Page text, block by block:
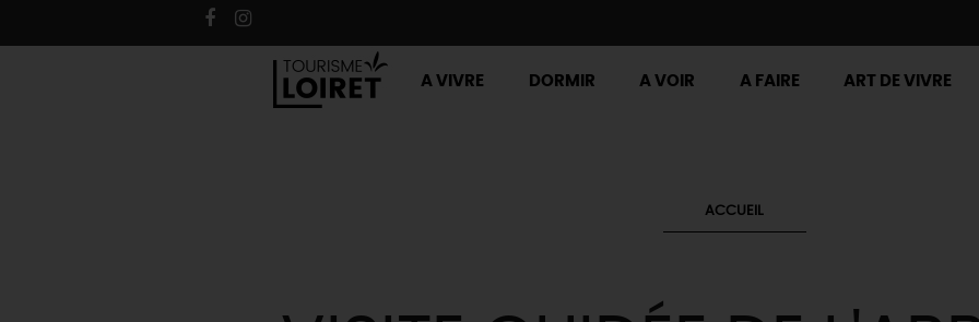
A VIVRE DORMIR A VOIR A FAIRE ART DE VIVRE
ACCUEIL